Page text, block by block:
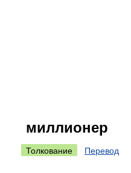
миллионер
Толкование Перевод